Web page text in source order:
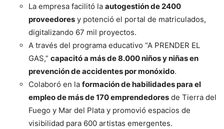
La empresa facilitó la autogestión de 2400
proveedores y potenció el portal de matriculados,
digitalizando 67 mil proyectos.
A través del programa educativo “A PRENDER EL
GAS,” capacitó a más de 8.000 niños y niñas en
prevención de accidentes por monóxido.
Colaboró en la formación de habilidades para el
empleo de más de 170 emprendedores de Tierra del
Fuego y Mar del Plata y promovió espacios de
visibilidad para 600 artistas emergentes.